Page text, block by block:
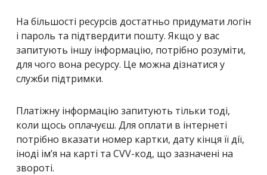
На більшості ресурсів достатньо придумати логін
і пароль та підтвердити пошту. Якщо у вас
запитують іншу інформацію, потрібно розуміти,
для чого вона ресурсу. Це можна дізнатися у
служби підтримки.
Платіжну інформацію запитують тільки тоді,
коли щось оплачуєш. Для оплати в інтернеті
потрібно вказати номер картки, дату кінця її дії,
іноді ім’я на карті та CVV-код, що зазначені на
звороті.